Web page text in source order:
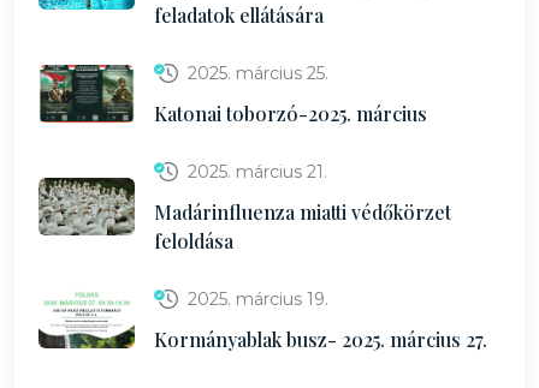
feladatok ellátására
2025. március 25.
Katonai toborzó-2025. március
2025. március 21.
Madárinfluenza miatti védőkörzet
feloldása
2025. március 19.
Kormányablak busz- 2025. március 27.